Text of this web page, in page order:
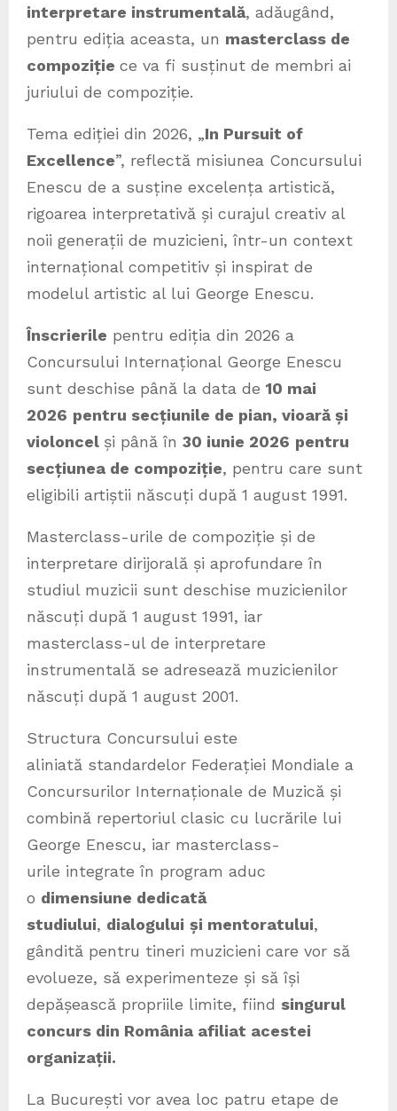
interpretare instrumentală, adăugând,
pentru ediția aceasta, un masterclass de
compoziție ce va fi susținut de membri ai
juriului de compoziție.
Tema ediției din 2026, „In Pursuit of
Excellence”, reflectă misiunea Concursului
Enescu de a susține excelența artistică,
rigoarea interpretativă și curajul creativ al
noii generații de muzicieni, într-un context
internațional competitiv și inspirat de
modelul artistic al lui George Enescu.
Înscrierile pentru ediția din 2026 a
Concursului Internațional George Enescu
sunt deschise până la data de 10 mai
2026 pentru secțiunile de pian, vioară și
violoncel și până în 30 iunie 2026 pentru
secțiunea de compoziție, pentru care sunt
eligibili artiștii născuți după 1 august 1991.
Masterclass-urile de compoziție și de
interpretare dirijorală și aprofundare în
studiul muzicii sunt deschise muzicienilor
născuți după 1 august 1991, iar
masterclass-ul de interpretare
instrumentală se adresează muzicienilor
născuți după 1 august 2001.
Structura Concursului este
aliniată standardelor Federației Mondiale a
Concursurilor Internaționale de Muzică și
combină repertoriul clasic cu lucrările lui
George Enescu, iar masterclass-
urile integrate în program aduc
o dimensiune dedicată
studiului, dialogului și mentoratului,
gândită pentru tineri muzicieni care vor să
evolueze, să experimenteze și să își
depășească propriile limite, fiind singurul
concurs din România afiliat acestei
organizații.
La București vor avea loc patru etape de